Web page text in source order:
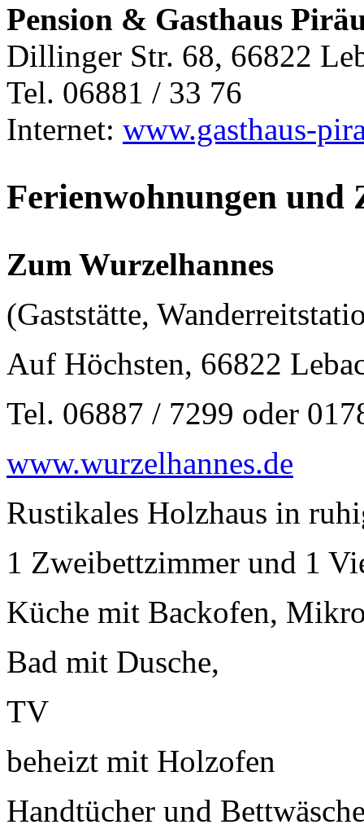
Pension & Gasthaus
Dillinger Str. 68, 66822
Tel. 06881 / 33 76
Internet: www.gasthaus-
Ferienwohnungen und
Zum Wurzelhannes
(Gaststätte,
Auf Höchsten, 66822
Tel. 06887 / 7299 oder
www.wurzelhannes.de
Rustikales Holzhaus in
1 Zweibettzimmer und 1
Küche mit Backofen,
Bad mit Dusche,
TV
beheizt mit Holzofen
Handtücher und